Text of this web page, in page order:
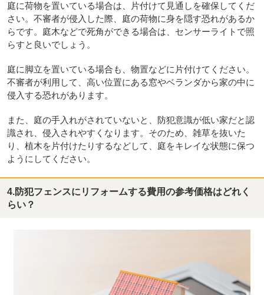
庭に荷物を置いている場合は、片付けて見通しを確保してくだ
さい。不審者が侵入した際、庭の荷物に身を隠す恐れがあるか
らです。庭木などで死角ができる場合は、センサーライトで照
らすと良いでしょう。
庭に脚立を置いている場合も、物置などに片付けてください。
不審者が利用して、高い位置にある窓やベランダから家の中に
侵入する恐れがあります。
また、庭の手入れがされていないと、防犯意識が低い家だと認
識され、侵入されやすくなります。そのため、雑草を抜いた
り、植木を片付けたりするなどして、庭をキレイな状態に保つ
ようにしてください。
4.防犯フェンスにリフォームする費用の参考価格はどれく
らい？